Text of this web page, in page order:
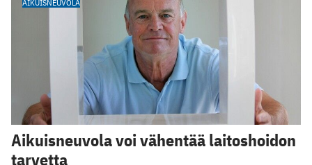
AIKUISNEUVOLA
Aikuisneuvola voi vähentää laitoshoidon
tarvetta